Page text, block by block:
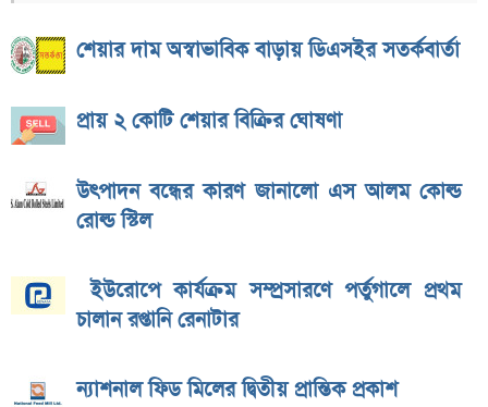
শেয়ার দাম অস্বাভাবিক বাড়ায় ডিএসইর সতর্কবার্তা
প্রায় ২ কোটি শেয়ার বিক্রির ঘোষণা
উৎপাদন বন্ধের কারণ জানালো এস আলম কোল্ড
রোল্ড স্টিল
ইউরোপে কার্যক্রম সম্প্রসারণে পর্তুগালে প্রথম
চালান রপ্তানি রেনাটার
ন্যাশনাল ফিড মিলের দ্বিতীয় প্রান্তিক প্রকাশ